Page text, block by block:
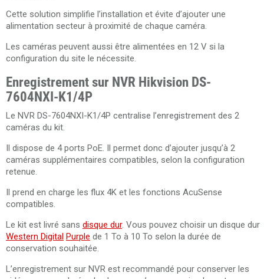
Cette solution simplifie l’installation et évite d’ajouter une
alimentation secteur à proximité de chaque caméra.
Les caméras peuvent aussi être alimentées en 12 V si la
configuration du site le nécessite.
Enregistrement sur NVR Hikvision DS-
7604NXI-K1/4P
Le NVR DS-7604NXI-K1/4P centralise l’enregistrement des 2
caméras du kit.
Il dispose de 4 ports PoE. Il permet donc d’ajouter jusqu’à 2
caméras supplémentaires compatibles, selon la configuration
retenue.
Il prend en charge les flux 4K et les fonctions AcuSense
compatibles.
Le kit est livré sans disque dur. Vous pouvez choisir un disque dur
Western Digital Purple de 1 To à 10 To selon la durée de
conservation souhaitée.
L’enregistrement sur NVR est recommandé pour conserver les